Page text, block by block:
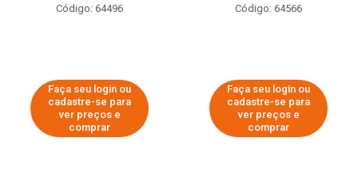
Código: 64496
Faça seu login ou
cadastre-se para
ver preços e
comprar
Código: 64566
Faça seu login ou
cadastre-se para
ver preços e
comprar